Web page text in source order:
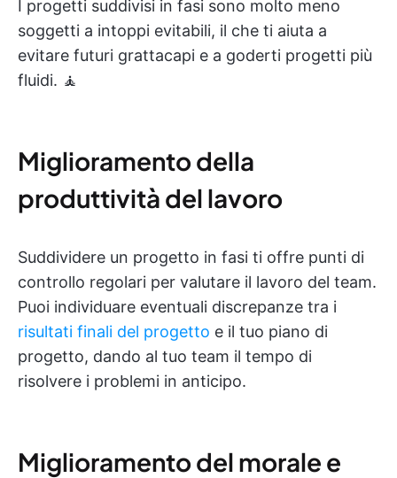
I progetti suddivisi in fasi sono molto meno
soggetti a intoppi evitabili, il che ti aiuta a
evitare futuri grattacapi e a goderti progetti più
fluidi. 🧘
Miglioramento della
produttività del lavoro
Suddividere un progetto in fasi ti offre punti di
controllo regolari per valutare il lavoro del team.
Puoi individuare eventuali discrepanze tra i
risultati finali del progetto e il tuo piano di
progetto, dando al tuo team il tempo di
risolvere i problemi in anticipo.
Miglioramento del morale e